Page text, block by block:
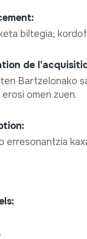
biltegia;
de
Bartzelonako
omen zuen.
erresonantzia